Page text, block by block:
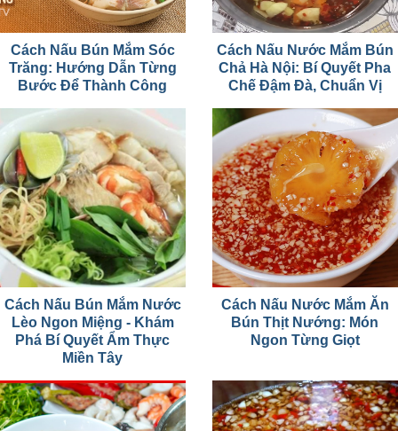
Cách Nấu Bún Mắm Sóc
Trăng: Hướng Dẫn Từng
Bước Để Thành Công
Cách Nấu Nước Mắm Bún
Chả Hà Nội: Bí Quyết Pha
Chế Đậm Đà, Chuẩn Vị
Cách Nấu Bún Mắm Nước
Lèo Ngon Miệng - Khám
Phá Bí Quyết Ẩm Thực
Miền Tây
Cách Nấu Nước Mắm Ăn
Bún Thịt Nướng: Món
Ngon Từng Giọt